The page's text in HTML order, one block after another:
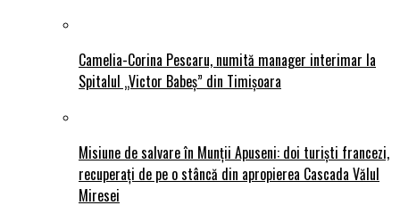
Camelia-Corina Pescaru, numită manager interimar la
Spitalul „Victor Babeș” din Timișoara
Misiune de salvare în Munții Apuseni: doi turiști francezi,
recuperați de pe o stâncă din apropierea Cascada Vălul
Miresei